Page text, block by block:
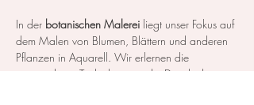
In der botanischen Malerei liegt unser Fokus auf
dem Malen von Blumen, Blättern und anderen
Pflanzen in Aquarell. Wir erlernen die
notwendigen Techniken, um die Details der